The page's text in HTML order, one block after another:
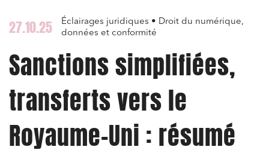
27.10.25
Éclairages juridiques • Droit du numérique,
données et conformité
Sanctions simplifiées,
transferts vers le
Royaume-Uni : résumé